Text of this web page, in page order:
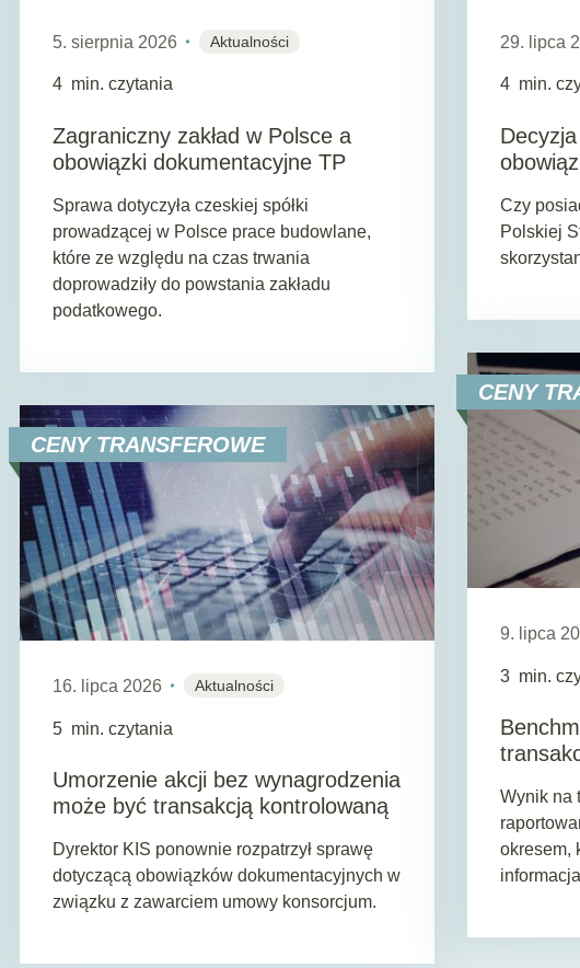
5. sierpnia 2026 Aktualności
4 min. czytania
Zagraniczny zakład w Polsce a
obowiązki dokumentacyjne TP
Sprawa dotyczyła czeskiej spółki
prowadzącej w Polsce prace budowlane,
które ze względu na czas trwania
doprowadziły do powstania zakładu
podatkowego.
29. lipca
4 min.
Czy
Polskiej
CENY TRANSFEROWE
16. lipca 2026 Aktualności
5 min. czytania
Umorzenie akcji bez wynagrodzenia
może być transakcją kontrolowaną
Dyrektor KIS ponownie rozpatrzył sprawę
dotyczącą obowiązków dokumentacyjnych w
związku z zawarciem umowy konsorcjum.
CENY
9. lipca
3 min.
Wynik na
okresem,